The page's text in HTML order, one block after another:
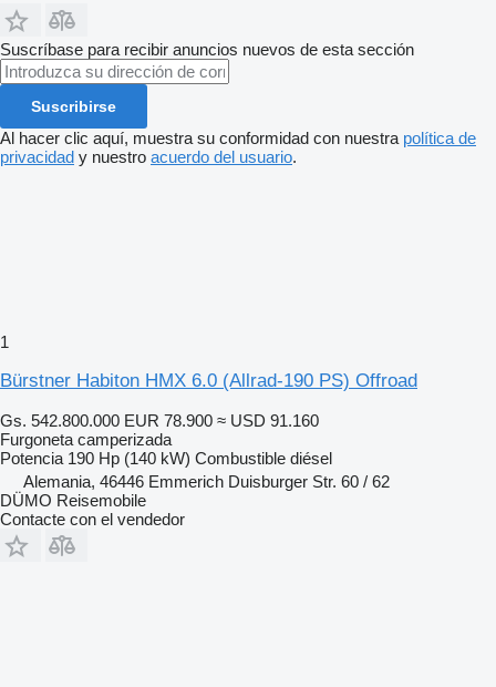
Suscríbase para recibir anuncios nuevos de esta sección
Suscribirse
Al hacer clic aquí, muestra su conformidad con nuestra política de
privacidad y nuestro acuerdo del usuario.
1
Bürstner Habiton HMX 6.0 (Allrad-190 PS) Offroad
Gs. 542.800.000 EUR 78.900 ≈ USD 91.160
Furgoneta camperizada
Potencia 190 Hp (140 kW) Combustible diésel
Alemania, 46446 Emmerich Duisburger Str. 60 / 62
DÜMO Reisemobile
Contacte con el vendedor